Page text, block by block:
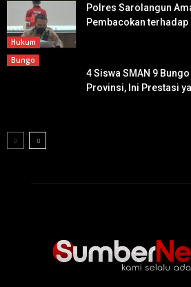
Hukum
Polres Sarolangun
Pembacokan terhadap
Bungo
4 Siswa SMAN 9
Provinsi, Ini Prestasi